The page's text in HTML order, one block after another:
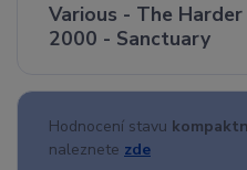
Various - The
2000 - Sanctuary
Hodnocení stavu
naleznete zde